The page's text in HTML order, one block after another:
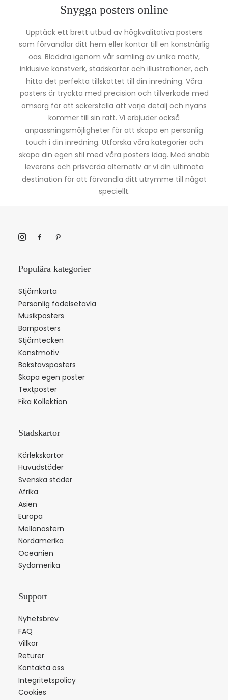
Snygga posters online
Upptäck ett brett utbud av högkvalitativa posters
som förvandlar ditt hem eller kontor till en konstnärlig
oas. Bläddra igenom vår samling av unika motiv,
inklusive konstverk, stadskartor och illustrationer, och
hitta det perfekta tillskottet till din inredning. Våra
posters är tryckta med precision och tillverkade med
omsorg för att säkerställa att varje detalj och nyans
kommer till sin rätt. Vi erbjuder också
anpassningsmöjligheter för att skapa en personlig
touch i din inredning. Utforska våra kategorier och
skapa din egen stil med våra posters idag. Med snabb
leverans och prisvärda alternativ är vi din ultimata
destination för att förvandla ditt utrymme till något
speciellt.
Populära kategorier
Stjärnkarta
Personlig födelsetavla
Musikposters
Barnposters
Stjärntecken
Konstmotiv
Bokstavsposters
Skapa egen poster
Textposter
Fika Kollektion
Stadskartor
Kärlekskartor
Huvudstäder
Svenska städer
Afrika
Asien
Europa
Mellanöstern
Nordamerika
Oceanien
Sydamerika
Support
Nyhetsbrev
FAQ
Villkor
Returer
Kontakta oss
Integritetspolicy
Cookies